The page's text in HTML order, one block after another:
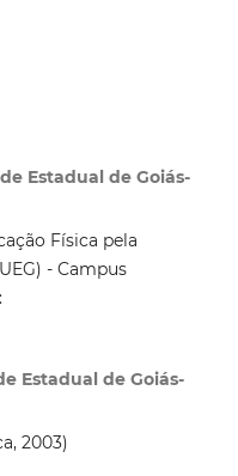
Estadual de Goiás-
Física pela
- Campus
Estadual de Goiás-
2003)